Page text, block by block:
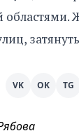
VK OK TG